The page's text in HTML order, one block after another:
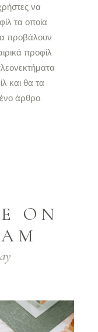
να
τα οποία
προβάλουν
προφίλ
και θα τα
άρθρο.
ON